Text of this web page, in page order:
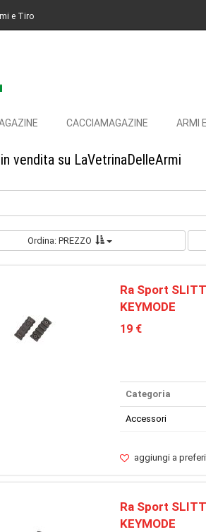
e Tiro
CACCIAMAGAZINE ARMI
vendita su LaVetrinaDelleArmi
Ordina: PREZZO
Ra Sport
KEYMODE
19 €
Categoria
Accessori
aggiungi a
Ra Sport
KEYMODE